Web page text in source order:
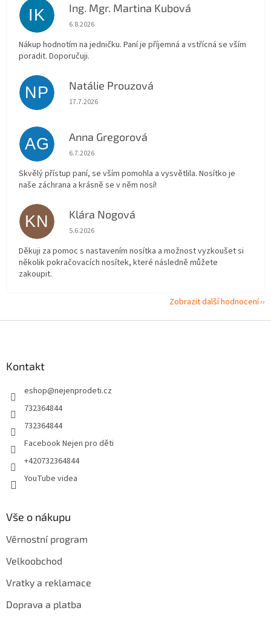
IK Ing. Mgr. Martina Kubová
Hodnocení obchodu je 5 z 5 hvězdiček.
6.8.2026
Nákup hodnotím na jedničku. Paní je příjemná a vstřícná se vším
poradit. Doporučuji.
NP Natálie Prouzová
Hodnocení obchodu je 5 z 5 hvězdiček.
17.7.2026
AG Anna Gregorová
Hodnocení obchodu je 5 z 5 hvězdiček.
6.7.2026
Skvělý přístup paní, se vším pomohla a vysvětlila. Nosítko je
naše záchrana a krásně se v něm nosí!
KN Klára Nogová
Hodnocení obchodu je 5 z 5 hvězdiček.
5.6.2026
Děkuji za pomoc s nastavením nosítka a možnost vyzkoušet si
několik pokračovacích nosítek, které následně můžete
zakoupit.
Zobrazit další hodnocení
Kontakt
eshop@nejenprodeti.cz
732364844
732364844
Facebook Nejen pro děti
+420732364844
YouTube videa
Vše o nákupu
Věrnostní program
Velkoobchod
Vratky a reklamace
Doprava a platba